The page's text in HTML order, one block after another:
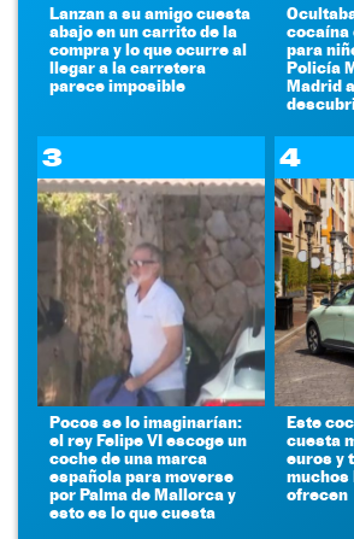
Lanzan a su amigo cuesta
abajo en un carrito de la
compra y lo que ocurre al
llegar a la carretera
parece imposible
cocaína
para
Policía
Madrid
3
Pocos se lo imaginarían:
el rey Felipe VI escoge un
coche de una marca
española para moverse
por Palma de Mallorca y
esto es lo que cuesta
4
Este
cuesta
euros y
muchos
ofrecen